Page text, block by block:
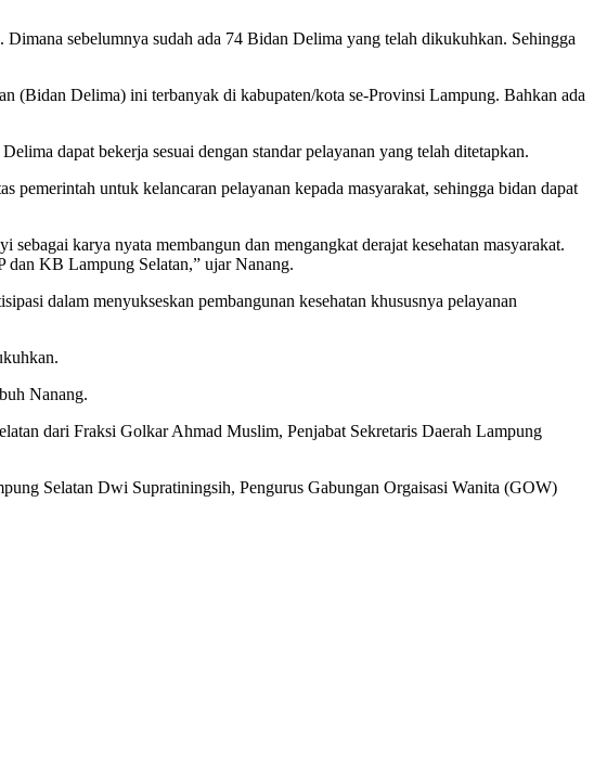
sebelumnya sudah ada 74 Bidan Delima yang telah dikukuhkan. Sehingga
(Bidan Delima) ini terbanyak di kabupaten/kota se-Provinsi Lampung. Bahkan ada
dapat bekerja sesuai dengan standar pelayanan yang telah ditetapkan.
untuk kelancaran pelayanan kepada masyarakat, sehingga bidan dapat
karya nyata membangun dan mengangkat derajat kesehatan masyarakat.
dan KB Lampung Selatan,” ujar Nanang.
dalam menyukseskan pembangunan kesehatan khususnya pelayanan
Nanang.
dari Fraksi Golkar Ahmad Muslim, Penjabat Sekretaris Daerah Lampung
Selatan Dwi Supratiningsih, Pengurus Gabungan Orgaisasi Wanita (GOW)